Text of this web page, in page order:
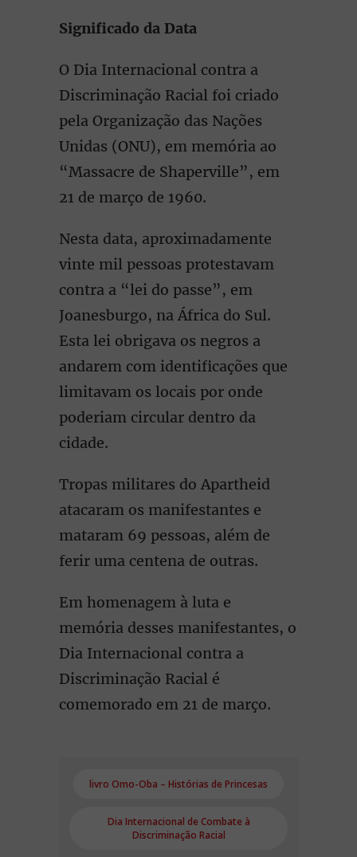
Significado da Data
O Dia Internacional contra a
Discriminação Racial foi criado
pela Organização das Nações
Unidas (ONU), em memória ao
“Massacre de Shaperville”, em
21 de março de 1960.
Nesta data, aproximadamente
vinte mil pessoas protestavam
contra a “lei do passe”, em
Joanesburgo, na África do Sul.
Esta lei obrigava os negros a
andarem com identificações que
limitavam os locais por onde
poderiam circular dentro da
cidade.
Tropas militares do Apartheid
atacaram os manifestantes e
mataram 69 pessoas, além de
ferir uma centena de outras.
Em homenagem à luta e
memória desses manifestantes, o
Dia Internacional contra a
Discriminação Racial é
comemorado em 21 de março.
livro Omo-Oba – Histórias de Princesas
Dia Internacional de Combate à
Discriminação Racial